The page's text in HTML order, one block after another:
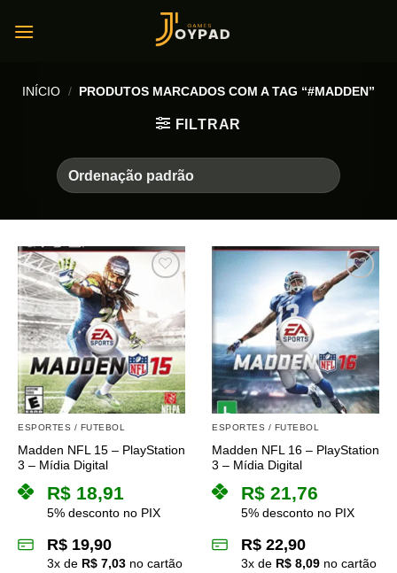
INÍCIO / PRODUTOS MARCADOS COM A TAG “#MADDEN”
FILTRAR
ESPORTES / FUTEBOL
Madden NFL 15 – PlayStation
3 – Mídia Digital
R$ 18,91
5% desconto no PIX
R$ 19,90
3x de R$ 7,03 no cartão
ESPORTES / FUTEBOL
Madden NFL 16 – PlayStation
3 – Mídia Digital
R$ 21,76
5% desconto no PIX
R$ 22,90
3x de R$ 8,09 no cartão